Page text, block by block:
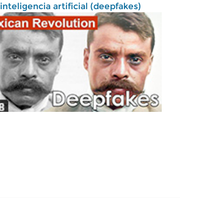
inteligencia artificial (deepfakes)